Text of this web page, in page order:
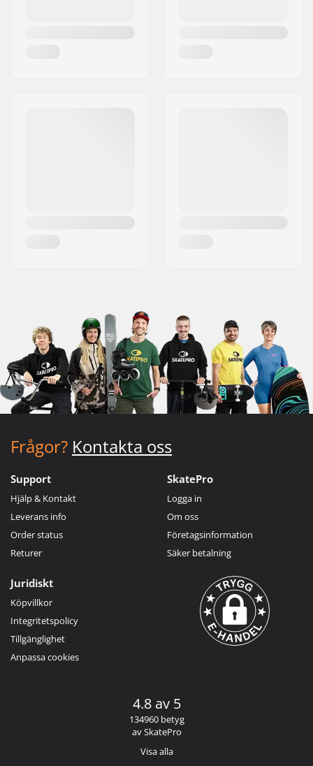
Frågor? Kontakta oss
Support
Hjälp & Kontakt
Leverans info
Order status
Returer
SkatePro
Logga in
Om oss
Företagsinformation
Säker betalning
Juridiskt
Köpvillkor
Integritetspolicy
Tillgänglighet
Anpassa cookies
4.8 av 5
134960 betyg
av SkatePro
Visa alla